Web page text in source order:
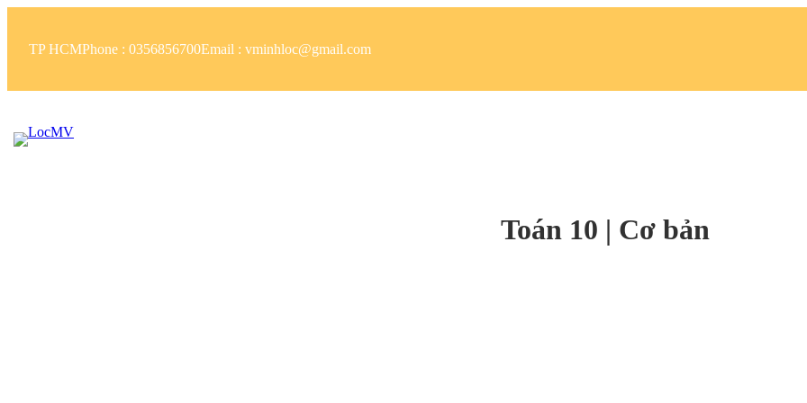
TP HCMPhone : 0356856700Email : vminhloc@gmail.com
Toán 10 | Cơ bản